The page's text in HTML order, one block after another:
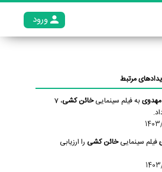
ورود
مرتبط
به فیلم سینماییخائن کشی ، 7
فیلم سینماییخائن کشی را ارزیابی